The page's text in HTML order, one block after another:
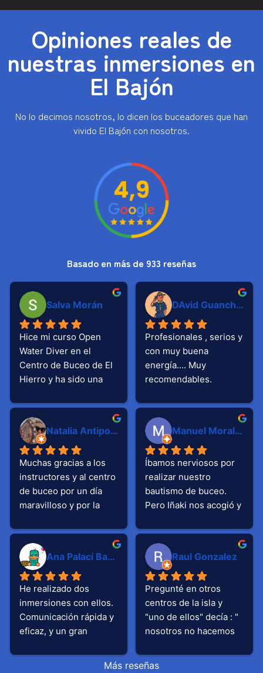
Opiniones reales de
nuestras inmersiones en
El Bajón
No lo decimos nosotros, lo dicen los buceadores que han
vivido El Bajón con nosotros.
Basado en más de 933 reseñas
Salva Morán
Hice mi curso Open
Water Diver en el
Centro de Buceo de El
Hierro y ha sido una
inmejorable. Muchas
gracias a Jesús,
Graciela e Iñaki que
han estado pendientes
de mí y de que
estuviera siempre a
gusto.Por supuesto,
también quiero
ha sido mi instructora
en estos días. Gracias
por tu paciencia,
energía y confianza.
Eres una auténtica
crack !
DAvid Guanche Valdés
Profesionales , serios y
con muy buena
energía.... Muy
recomendables.
Natalia Antipova
Muchas gracias a los
instructores y al centro
de buceo por un día
maravilloso y por la
del buceo.
Manuel Morales
Íbamos nerviosos por
realizar nuestro
bautismo de buceo.
Pero Iñaki nos acogió y
y seguridad para
disfrutar de una
experiencia
maravillosa.Junto con
Marta y Asier, forman
un gran equipo que
además de compartir
sus conocimientos, nos
muy divertido.P.d:
Ana Palací Bataller
He realizado dos
inmersiones con ellos.
Comunicación rápida y
eficaz, y un gran
atentos al nivel y
Raul Gonzalez
Pregunté en otros
centros de la isla y
"uno de ellos" decía : "
nosotros no hacemos
como otros" "nosotros
Más reseñas